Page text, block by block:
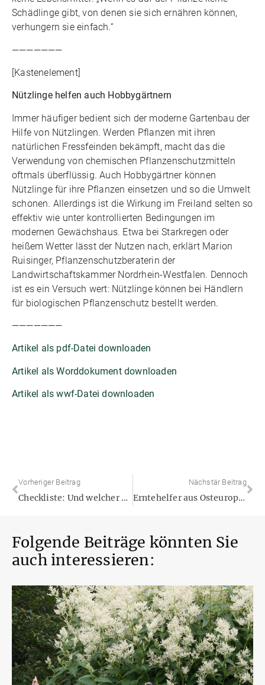
Schädlinge gibt, von denen sie sich ernähren können,
verhungern sie einfach.“
———————
[Kastenelement]
Nützlinge helfen auch Hobbygärtnern
Immer häufiger bedient sich der moderne Gartenbau der
Hilfe von Nützlingen. Werden Pflanzen mit ihren
natürlichen Fressfeinden bekämpft, macht das die
Verwendung von chemischen Pflanzenschutzmitteln
oftmals überflüssig. Auch Hobbygärtner können
Nützlinge für ihre Pflanzen einsetzen und so die Umwelt
schonen. Allerdings ist die Wirkung im Freiland selten so
effektiv wie unter kontrollierten Bedingungen im
modernen Gewächshaus. Etwa bei Starkregen oder
heißem Wetter lässt der Nutzen nach, erklärt Marion
Ruisinger, Pflanzenschutzberaterin der
Landwirtschaftskammer Nordrhein-Westfalen. Dennoch
ist es ein Versuch wert: Nützlinge können bei Händlern
für biologischen Pflanzenschutz bestellt werden.
———————
Artikel als pdf-Datei downloaden
Artikel als Worddokument downloaden
Artikel als wwf-Datei downloaden
Vorheriger Beitrag
Checkliste: Und welcher Gartentyp sind Sie
Nächstär Beitrag
Erntehelfer aus Osteuropa stechen jetzt Spargel
Folgende Beiträge könnten Sie
auch interessieren: